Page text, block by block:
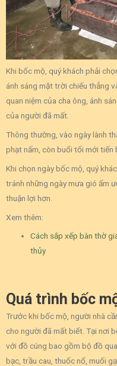
Khi bốc mộ, quý khách phải
ánh sáng mặt trời chiếu thẳng
quan niệm của cha ông, ánh
của người đã mất.
Thông thường, vào ngày lành
phạt nấm, còn buổi tối mới tiến
Khi chọn ngày bốc mộ, quý
tránh những ngày mưa gió ẩm
thuận lợi hơn.
Xem thêm:
Cách sắp xếp bàn thờ
thủy
Quá trình bốc
Trước khi bốc mộ, người nhà
cho người đã mất biết. Tại nơi
với đồ cúng bao gồm bộ đồ
bạc, trầu cau, thuốc nổ, muối